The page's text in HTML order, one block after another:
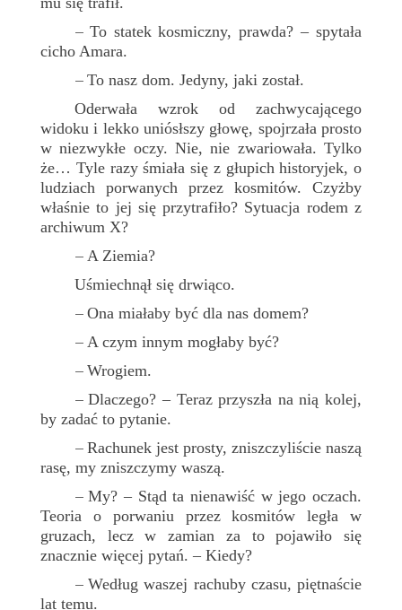
– To statek kosmiczny, prawda? – spytała
cicho Amara.
– To nasz dom. Jedyny, jaki został.
Oderwała wzrok od zachwycającego
widoku i lekko uniósłszy głowę, spojrzała prosto
w niezwykłe oczy. Nie, nie zwariowała. Tylko
że… Tyle razy śmiała się z głupich historyjek, o
ludziach porwanych przez kosmitów. Czyżby
właśnie to jej się przytrafiło? Sytuacja rodem z
archiwum X?
– A Ziemia?
Uśmiechnął się drwiąco.
– Ona miałaby być dla nas domem?
– A czym innym mogłaby być?
– Wrogiem.
–Dlaczego? – Teraz przyszła na nią kolej,
by zadać to pytanie.
– Rachunek jest prosty, zniszczyliście naszą
rasę, my zniszczymy waszą.
–My? – Stąd ta nienawiść w jego oczach.
Teoria o porwaniu przez kosmitów legła w
gruzach, lecz w zamian za to pojawiło się
znacznie więcej pytań. – Kiedy?
–Według waszej rachuby czasu, piętnaście
lat temu.